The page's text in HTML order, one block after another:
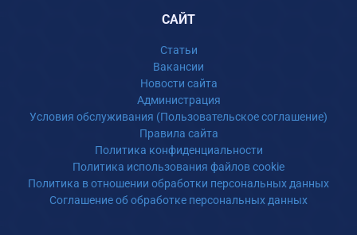
САЙТ
Статьи
Вакансии
Новости сайта
Администрация
Условия обслуживания (Пользовательское соглашение)
Правила сайта
Политика конфиденциальности
Политика использования файлов cookie
Политика в отношении обработки персональных данных
Соглашение об обработке персональных данных